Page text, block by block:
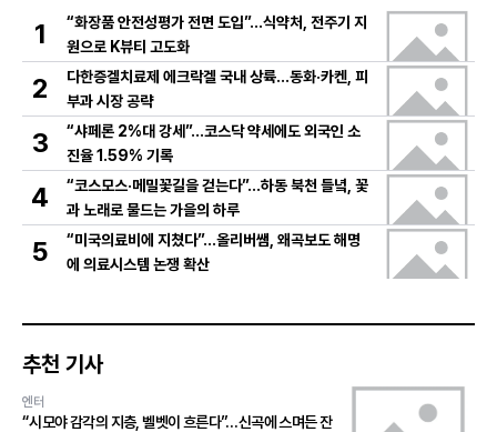
1
“화장품 안전성평가 전면 도입”…식약처, 전주기 지
원으로 K뷰티 고도화
2
다한증겔치료제 에크락겔 국내 상륙…동화·카켄, 피
부과 시장 공략
3
“샤페론 2%대 강세”…코스닥 약세에도 외국인 소
진율 1.59% 기록
4
“코스모스·메밀꽃길을 걷는다”…하동 북천 들녘, 꽃
과 노래로 물드는 가을의 하루
5
“미국의료비에 지쳤다”…올리버쌤, 왜곡보도 해명
에 의료시스템 논쟁 확산
추천 기사
엔터
“시모야 감각의 지층, 벨벳이 흐른다”…신곡에 스며든 잔